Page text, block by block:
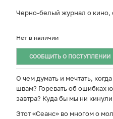
Черно-белый журнал о кино,
Нет в наличии
СООБЩИТЬ О ПОСТУПЛЕНИИ
О чем думать и мечтать,
швам? Горевать об ошибках
завтра? Куда бы мы ни
Этот «Сеанс» во многом о